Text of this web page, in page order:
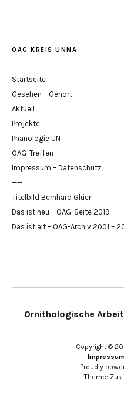
OAG KREIS UNNA
Startseite
Gesehen – Gehört
Aktuell
Projekte
Phänologie UN
OAG-Treffen
Impressum – Datenschutz
——
Titelbild Bernhard Glüer
Das ist neu – OAG-Seite 2019
Das ist alt – OAG-Archiv 2001 –
Ornithologische
Copyright ©
Proudly
Theme: